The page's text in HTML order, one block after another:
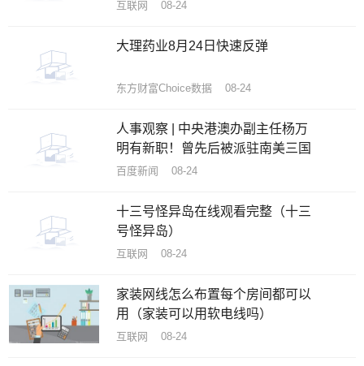
互联网 08-24
大理药业8月24日快速反弹
东方财富Choice数据 08-24
人事观察 | 中央港澳办副主任杨万
明有新职！曾先后被派驻南美三国
百度新闻 08-24
十三号怪异岛在线观看完整（十三
号怪异岛）
互联网 08-24
家装网线怎么布置每个房间都可以
用（家装可以用软电线吗）
互联网 08-24